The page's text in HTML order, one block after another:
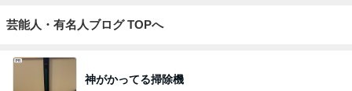
芸能人・有名人ブログ TOPへ
神がかってる掃除機